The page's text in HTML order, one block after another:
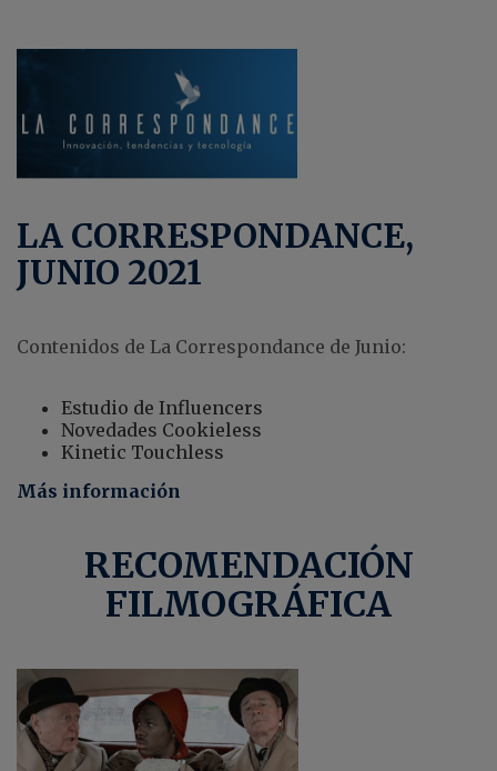
LA CORRESPONDANCE,
JUNIO 2021
Contenidos de La Correspondance de Junio:
Estudio de Influencers
Novedades Cookieless
Kinetic Touchless
Más información
RECOMENDACIÓN
FILMOGRÁFICA